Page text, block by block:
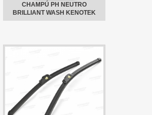
CHAMPÚ PH NEUTRO
BRILLIANT WASH KENOTEK